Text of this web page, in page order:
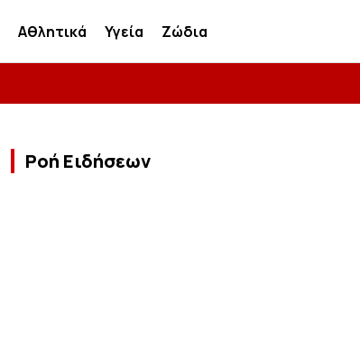
Αθλητικά Υγεία Ζώδια
Ροή Ειδήσεων